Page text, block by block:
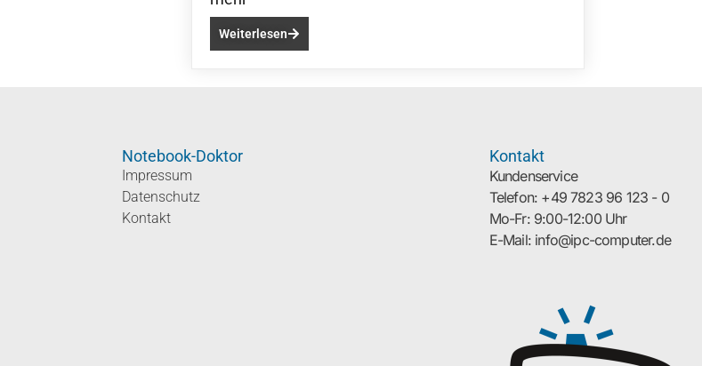
Weiterlesen
Notebook-Doktor
Impressum
Datenschutz
Kontakt
Kontakt
Kundenservice
Telefon: +49 7823 96 123 - 0
Mo-Fr: 9:00-12:00 Uhr
E-Mail: info@ipc-computer.de